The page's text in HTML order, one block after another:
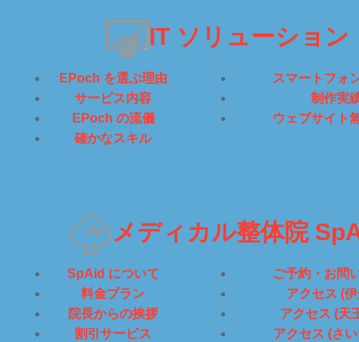
IT ソリューション
EPoch を選ぶ理由
サービス内容
EPoch の流儀
確かなスキル
スマートフォ
制作実
ウェブサイト
メディカル整体院
SpAid について
料金プラン
院長からの挨拶
割引サービス
ご予約・お問
アクセス (
アクセス (天
アクセス (さ